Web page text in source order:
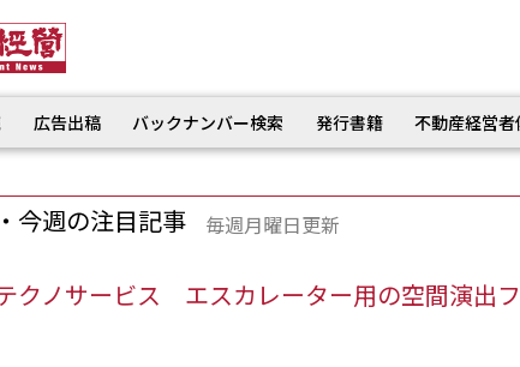
広告出稿 バックナンバー検索 発行書籍 不動産経営
今週の注目記事 毎週月曜日更新
クノサービス エスカレーター用の空間演出